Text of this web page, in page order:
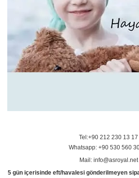
Tel:+90 212 230 13 17
Whatsapp: +90 530 560
Mail: info@asroyal.net
5 gün içerisinde eft/havalesi gönderilmeyen